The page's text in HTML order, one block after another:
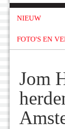
NIEUW
FOTO'S EN
Jom